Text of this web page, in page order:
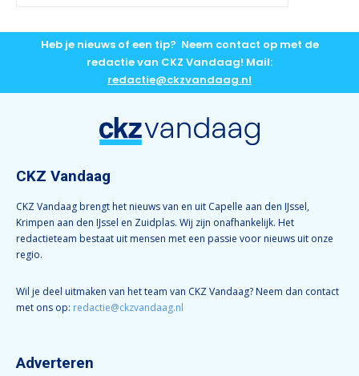
Heb je nieuws of een tip? Neem contact op met de
redactie van CKZ Vandaag! Mail:
redactie@ckzvandaag.nl
CKZ Vandaag
CKZ Vandaag brengt het nieuws van en uit Capelle aan den IJssel,
Krimpen aan den IJssel en Zuidplas. Wij zijn onafhankelijk. Het
redactieteam bestaat uit mensen met een passie voor nieuws uit onze
regio.
Wil je deel uitmaken van het team van CKZ Vandaag? Neem dan contact
met ons op: redactie@ckzvandaag.nl
Adverteren